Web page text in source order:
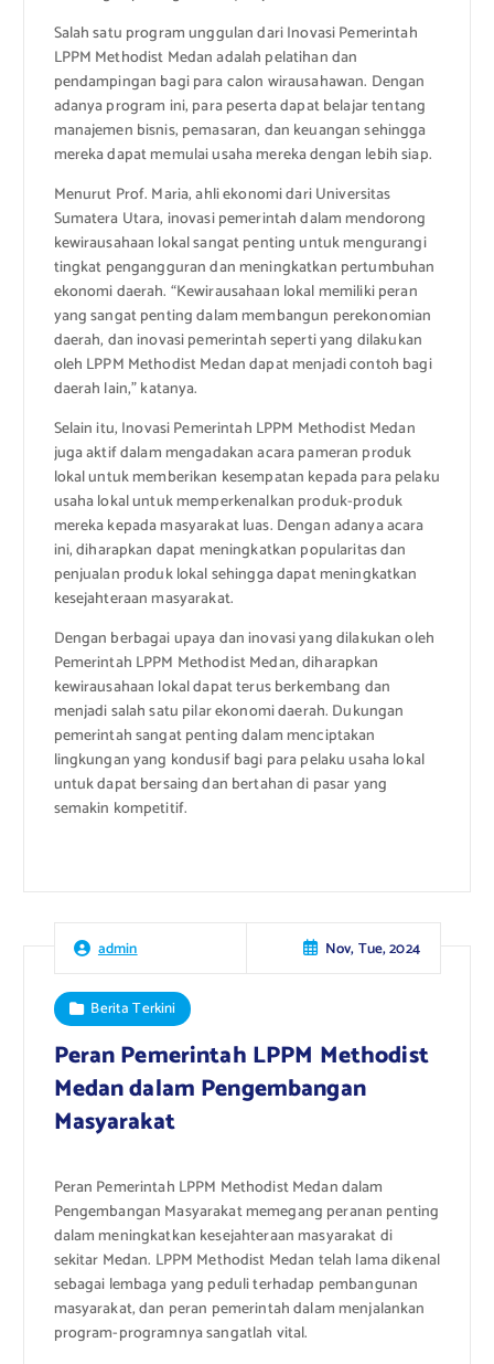
Salah satu program unggulan dari Inovasi Pemerintah
LPPM Methodist Medan adalah pelatihan dan
pendampingan bagi para calon wirausahawan. Dengan
adanya program ini, para peserta dapat belajar tentang
manajemen bisnis, pemasaran, dan keuangan sehingga
mereka dapat memulai usaha mereka dengan lebih siap.
Menurut Prof. Maria, ahli ekonomi dari Universitas
Sumatera Utara, inovasi pemerintah dalam mendorong
kewirausahaan lokal sangat penting untuk mengurangi
tingkat pengangguran dan meningkatkan pertumbuhan
ekonomi daerah. “Kewirausahaan lokal memiliki peran
yang sangat penting dalam membangun perekonomian
daerah, dan inovasi pemerintah seperti yang dilakukan
oleh LPPM Methodist Medan dapat menjadi contoh bagi
daerah lain,” katanya.
Selain itu, Inovasi Pemerintah LPPM Methodist Medan
juga aktif dalam mengadakan acara pameran produk
lokal untuk memberikan kesempatan kepada para pelaku
usaha lokal untuk memperkenalkan produk-produk
mereka kepada masyarakat luas. Dengan adanya acara
ini, diharapkan dapat meningkatkan popularitas dan
penjualan produk lokal sehingga dapat meningkatkan
kesejahteraan masyarakat.
Dengan berbagai upaya dan inovasi yang dilakukan oleh
Pemerintah LPPM Methodist Medan, diharapkan
kewirausahaan lokal dapat terus berkembang dan
menjadi salah satu pilar ekonomi daerah. Dukungan
pemerintah sangat penting dalam menciptakan
lingkungan yang kondusif bagi para pelaku usaha lokal
untuk dapat bersaing dan bertahan di pasar yang
semakin kompetitif.
admin Nov, Tue, 2024
Berita Terkini
Peran Pemerintah LPPM Methodist
Medan dalam Pengembangan
Masyarakat
Peran Pemerintah LPPM Methodist Medan dalam
Pengembangan Masyarakat memegang peranan penting
dalam meningkatkan kesejahteraan masyarakat di
sekitar Medan. LPPM Methodist Medan telah lama dikenal
sebagai lembaga yang peduli terhadap pembangunan
masyarakat, dan peran pemerintah dalam menjalankan
program-programnya sangatlah vital.